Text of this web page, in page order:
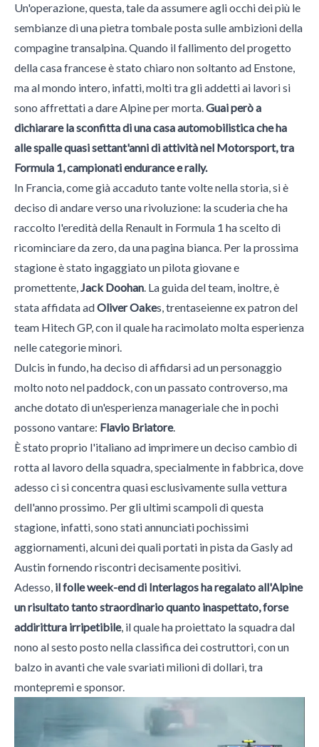
Un'operazione, questa, tale da assumere agli occhi dei più le
sembianze di una pietra tombale posta sulle ambizioni della
compagine transalpina. Quando il fallimento del progetto
della casa francese è stato chiaro non soltanto ad Enstone,
ma al mondo intero, infatti, molti tra gli addetti ai lavori si
sono affrettati a dare Alpine per morta.Guai però a
dichiarare la sconfitta di una casa automobilistica che ha
alle spalle quasi settant'anni di attività nel Motorsport, tra
Formula 1, campionati endurance e rally.
In Francia, come già accaduto tante volte nella storia, si è
deciso di andare verso una rivoluzione: la scuderia che ha
raccolto l'eredità della Renault in Formula 1 ha scelto di
ricominciare da zero, da una pagina bianca. Per la prossima
stagione è stato ingaggiato un pilota giovane e
promettente,Jack Doohan. La guida del team, inoltre, è
stata affidata adOliver Oakes, trentaseienne ex patron del
team Hitech GP, con il quale ha racimolato molta esperienza
nelle categorie minori.
Dulcis in fundo, ha deciso di affidarsi ad un personaggio
molto noto nel paddock, con un passato controverso, ma
anche dotato di un'esperienza manageriale che in pochi
possono vantare: Flavio Briatore.
È stato proprio l'italiano ad imprimere un deciso cambio di
rotta al lavoro della squadra, specialmente in fabbrica, dove
adesso ci si concentra quasi esclusivamente sulla vettura
dell'anno prossimo. Per gli ultimi scampoli di questa
stagione, infatti, sono stati annunciati pochissimi
aggiornamenti, alcuni dei quali portati in pista da Gasly ad
Austin fornendo riscontri decisamente positivi.
Adesso, il folle week-end di Interlagos ha regalato all'Alpine
un risultato tanto straordinario quanto inaspettato, forse
addirittura irripetibile, il quale ha proiettato la squadra dal
nono al sesto posto nella classifica dei costruttori, con un
balzo in avanti che vale svariati milioni di dollari, tra
montepremi e sponsor.